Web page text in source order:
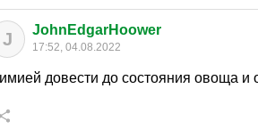
J JohnEdgarHoower
17:52, 04.08.2022
довести до состояния овоща и